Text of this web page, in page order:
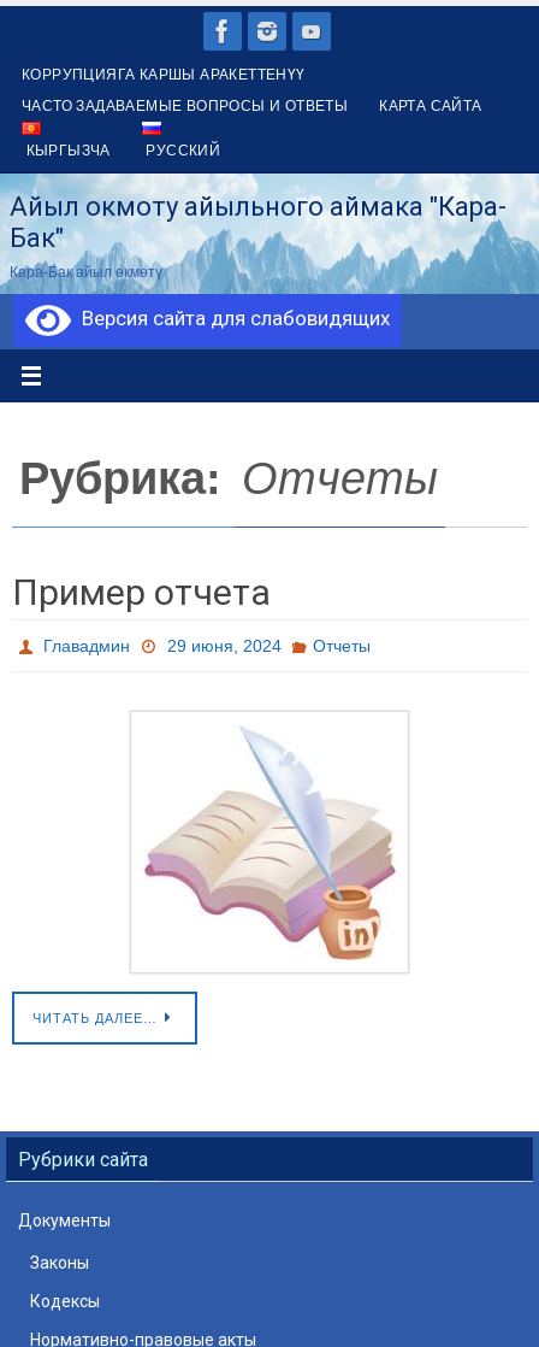
содержимому
КОРРУПЦИЯГА КАРШЫ АРАКЕТТЕНҮҮ
ЧАСТО ЗАДАВАЕМЫЕ ВОПРОСЫ И ОТВЕТЫ
КАРТА САЙТА
КЫРГЫЗЧА РУССКИЙ
Айыл окмоту айыльного аймака "Кара-
Бак"
Кара-Бак айыл өкмөтү
Версия сайта для слабовидящих
Рубрика: Отчеты
Пример отчета
Главадмин 29 июня, 2024 Отчеты
ЧИТАТЬ ДАЛЕЕ…
Рубрики сайта
Документы
Законы
Кодексы
Нормативно-правовые акты